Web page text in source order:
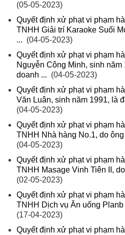
(05-05-2023)
Quyết định xử phạt vi phạm
TNHH Giải trí Karaoke Suối
... (04-05-2023)
Quyết định xử phạt vi phạm
Nguyễn Công Minh, sinh
doanh ... (04-05-2023)
Quyết định xử phạt vi phạm
Văn Luân, sinh năm 1991, là
(04-05-2023)
Quyết định xử phạt vi phạm
TNHH Nhà hàng No.1, do
(04-05-2023)
Quyết định xử phạt vi phạm
TNHH Masage Vinh Tiên II,
(02-05-2023)
Quyết định xử phạt vi phạm
TNHH Dịch vụ Ăn uống
(17-04-2023)
Quyết định xử phạt vi phạm